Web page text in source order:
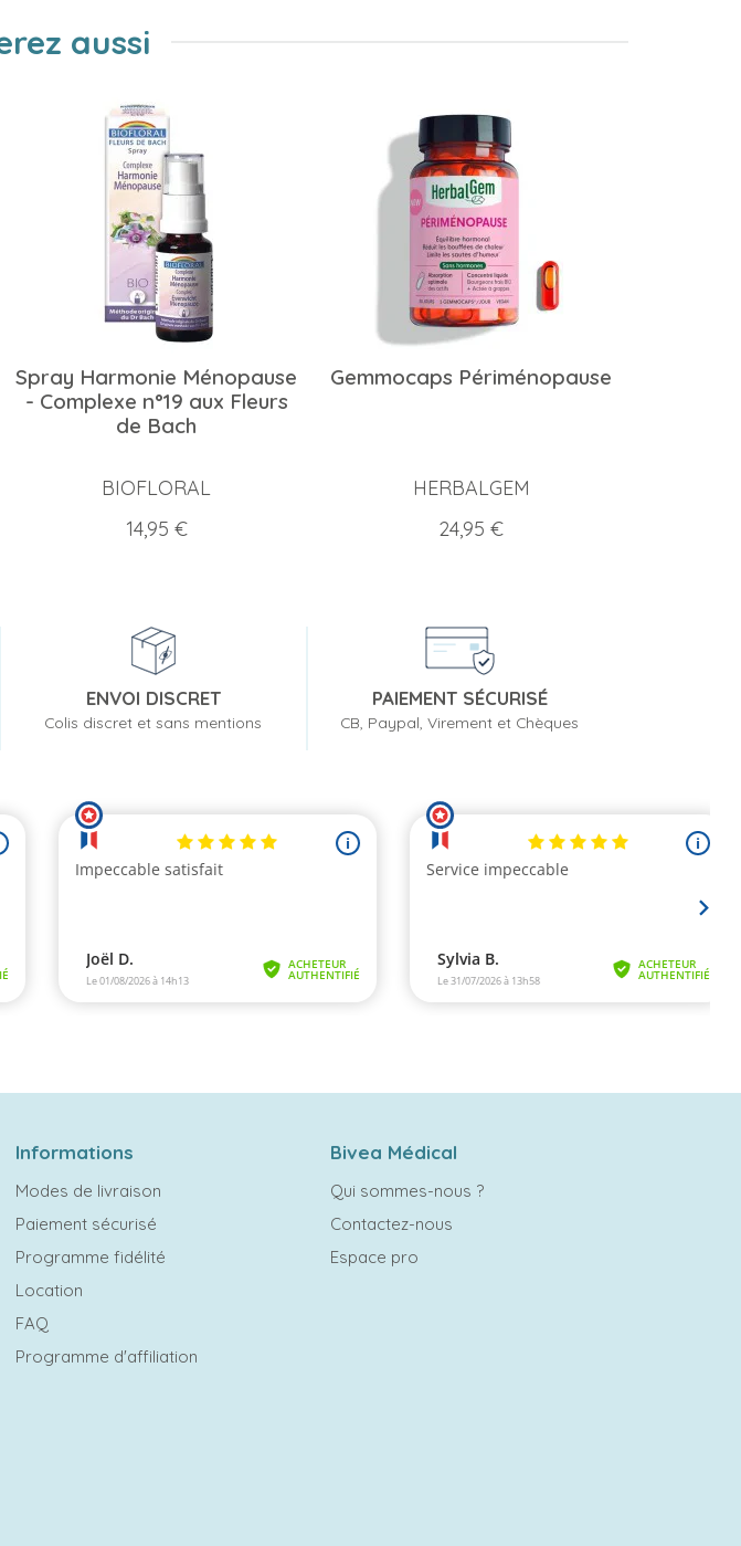
aussi
Spray Harmonie Ménopause
- Complexe n°19 aux Fleurs
de Bach
BIOFLORAL
Prix
14,95 €
Gemmocaps Périménopause
HERBALGEM
Prix
24,95 €
ENVOI DISCRET
Colis discret et sans mentions
PAIEMENT SÉCURISÉ
CB, Paypal, Virement et Chèques
Informations
Modes de livraison
Paiement sécurisé
Programme fidélité
Location
FAQ
Programme d'affiliation
Bivea Médical
Qui sommes-nous ?
Contactez-nous
Espace pro